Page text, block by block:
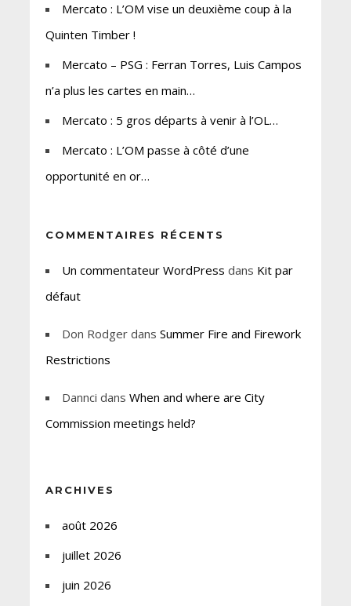
Mercato : L’OM vise un deuxième coup à la
Quinten Timber !
Mercato – PSG : Ferran Torres, Luis Campos
n’a plus les cartes en main…
Mercato : 5 gros départs à venir à l’OL…
Mercato : L’OM passe à côté d’une
opportunité en or…
COMMENTAIRES RÉCENTS
Un commentateur WordPress dans Kit par
défaut
Don Rodgerdans Summer Fire and Firework
Restrictions
Dannci dans When and where are City
Commission meetings held?
ARCHIVES
août 2026
juillet 2026
juin 2026